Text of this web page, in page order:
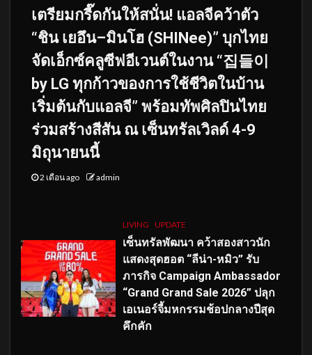
เตรียมกรี๊ดกันให้สนั่น! แอลจีคว้าตัว
“ชิน เยอึน–มินโฮ (SHINee)” บุกไทย
จัดเอ็กซ์คลูซีฟอีเวนต์ในงาน “집들이
by LG ทุกก้าวของการใช้ชีวิตในบ้าน
เริ่มต้นกับแอลจี” พร้อมทัพศิลปินไทย
ร่วมสร้างสีสัน ณ เซ็นทรัลเวิลด์ 4-9
มิถุนายนนี้
2 เดือน ago admin
LIVING UPDATE
เซ็นทรัลพัฒนา คว้าสองสาวนัก
แสดงสุดฮอต “ลีน่า-หมิว” รับ
ภารกิจ Campaign Ambassador
“Grand Grand Sale 2026” ปลุก
เอเนอร์จี้มหกรรมช้อปกลางปีสุด
คึกคัก